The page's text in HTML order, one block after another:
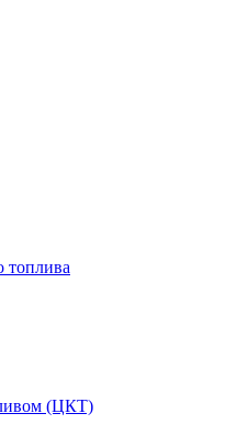
топлива
(ЦКТ)